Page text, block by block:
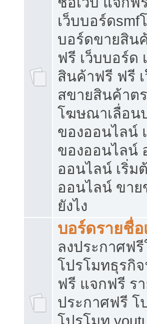
เว็บบอร์ดsmf
บอร์ดขายสิน
ฟรี เว็บบอร์ด
สินค้าฟรี ฟรี
สขายสินค้าต
โฆษณาเลื่อน
ของออนไลน์
ของออนไลน์
ออนไลน์ เริ่ม
ออนไลน์ ขาย
ยังไง
บอร์ดรายชื่อ
ลงประกาศฟรี
โปรโมทธุรกิ
ฟรี แจกฟรี ร
ประกาศฟรี โ